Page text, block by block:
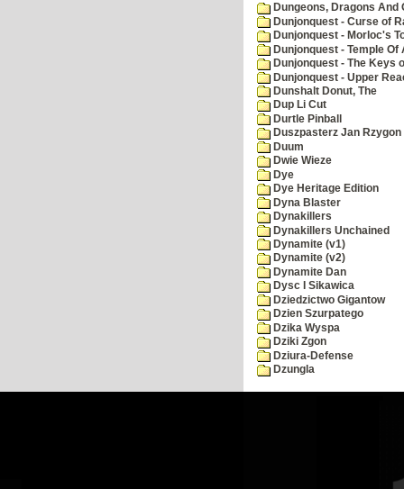
Dungeons, Dragons And
Dunjonquest - Curse of
Dunjonquest - Morloc's
Dunjonquest - Temple Of
Dunjonquest - The Keys
Dunjonquest - Upper
Dunshalt Donut, The
Dup Li Cut
Durtle Pinball
Duszpasterz Jan Rzygon
Duum
Dwie Wieze
Dye
Dye Heritage Edition
Dyna Blaster
Dynakillers
Dynakillers Unchained
Dynamite (v1)
Dynamite (v2)
Dynamite Dan
Dysc I Sikawica
Dziedzictwo Gigantow
Dzien Szurpatego
Dzika Wyspa
Dziki Zgon
Dziura-Defense
Dzungla